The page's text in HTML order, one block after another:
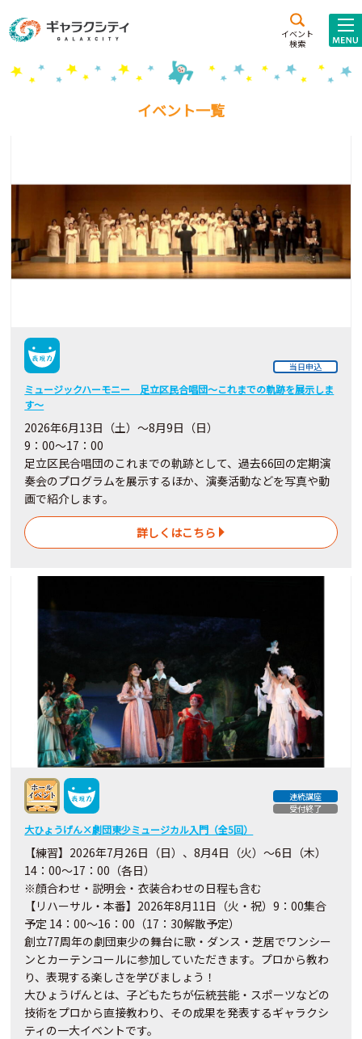
イベント
検索
施設案内
こども
西新井
施設･
Gがくえん
ブランドからのお知らせ
イベントレポート
イベント一覧
当日申込
ミュージックハーモニー 足立区民合唱団～これまでの軌跡を展示しま
す～
2026年6月13日（土）～8月9日（日）
9：00～17：00
足立区民合唱団のこれまでの軌跡として、過去66回の定期演
奏会のプログラムを展示するほか、演奏活動などを写真や動
画で紹介します。
詳しくはこちら
連続講座
受付終了
大ひょうげん×劇団東少ミュージカル入門（全5回）
【練習】2026年7月26日（日）、8月4日（火）～6日（木）
14：00～17：00（各日）
※顔合わせ・説明会・衣装合わせの日程も含む
【リハーサル・本番】2026年8月11日（火・祝）9：00集合
予定 14：00～16：00（17：30解散予定）
創立77周年の劇団東少の舞台に歌・ダンス・芝居でワンシー
ンとカーテンコールに参加していただきます。プロから教わ
り、表現する楽しさを学びましょう！
大ひょうげんとは、子どもたちが伝統芸能・スポーツなどの
技術をプロから直接教わり、その成果を発表するギャラクシ
ティの一大イベントです。